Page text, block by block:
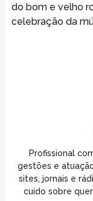
do bom e velho
celebração da
Profissional
gestões e
sites, jornais e
cuido sobre